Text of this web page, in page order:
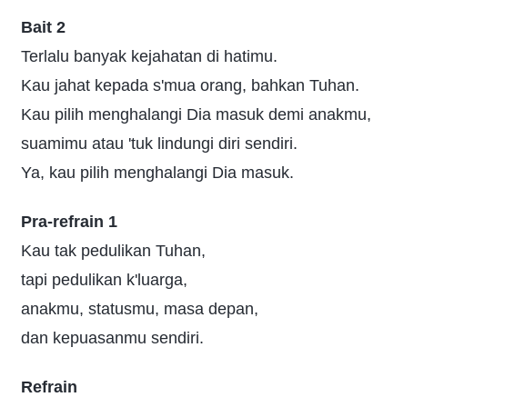
Bait 2
Terlalu banyak kejahatan di hatimu.
Kau jahat kepada s'mua orang, bahkan Tuhan.
Kau pilih menghalangi Dia masuk demi anakmu,
suamimu atau 'tuk lindungi diri sendiri.
Ya, kau pilih menghalangi Dia masuk.
Pra-refrain 1
Kau tak pedulikan Tuhan,
tapi pedulikan k'luarga,
anakmu, statusmu, masa depan,
dan kepuasanmu sendiri.
Refrain